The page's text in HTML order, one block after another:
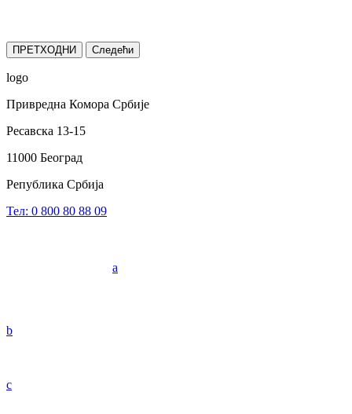
ПРЕТХОДНИ Следећи
logo
Привредна Комора Србије
Ресавска 13-15
11000 Београд
Република Србија
Тел: 0 800 80 88 09
a
b
c